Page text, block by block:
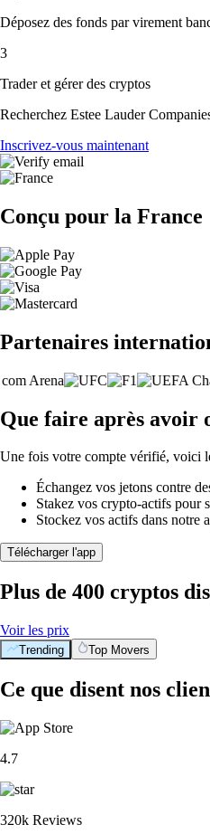
Déposez des fonds par virement
3
Trader et gérer des cryptos
Recherchez Estee Lauder
Inscrivez-vous maintenant
Conçu pour la France
Partenaires
Que faire après avoir
Une fois votre compte vérifié, voici
Échangez vos jetons contre
Stakez vos crypto-actifs pour
Stockez vos actifs dans notre
Télécharger l'app
Plus de 400 cryptos
Voir les prix
Trending Top Movers
Ce que disent nos
4.7
320k Reviews